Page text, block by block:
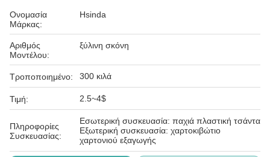
Ονομασία
Μάρκας:
Hsinda
Αριθμός
Μοντέλου:
ξύλινη σκόνη
Τροποποιημένο: 300 κιλά
Τιμή: 2.5~4$
Πληροφορίες
Συσκευασίας:
Εσωτερική συσκευασία: παχιά πλαστική τσάντα
Εξωτερική συσκευασία: χαρτοκιβώτιο
χαρτονιού εξαγωγής